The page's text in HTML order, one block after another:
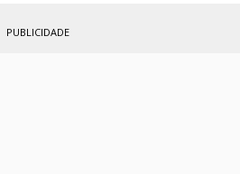
PUBLICIDADE